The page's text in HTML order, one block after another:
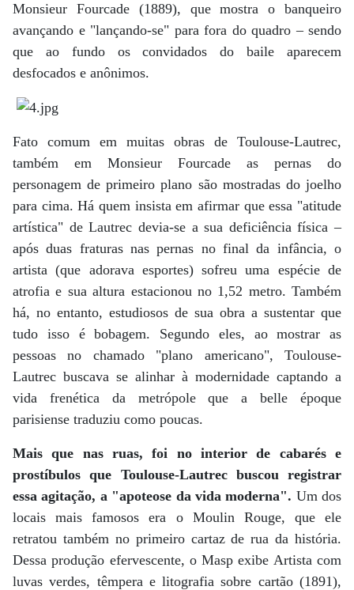
Monsieur Fourcade (1889), que mostra o banqueiro
avançando e "lançando-se" para fora do quadro – sendo
que ao fundo os convidados do baile aparecem
desfocados e anônimos.
Fato comum em muitas obras de Toulouse-Lautrec,
também em Monsieur Fourcade as pernas do
personagem de primeiro plano são mostradas do joelho
para cima. Há quem insista em afirmar que essa "atitude
artística" de Lautrec devia-se a sua deficiência física –
após duas fraturas nas pernas no final da infância, o
artista (que adorava esportes) sofreu uma espécie de
atrofia e sua altura estacionou no 1,52 metro. Também
há, no entanto, estudiosos de sua obra a sustentar que
tudo isso é bobagem. Segundo eles, ao mostrar as
pessoas no chamado "plano americano", Toulouse-
Lautrec buscava se alinhar à modernidade captando a
vida frenética da metrópole que a belle époque
parisiense traduziu como poucas.
Mais que nas ruas, foi no interior de cabarés e
prostíbulos que Toulouse-Lautrec buscou registrar
essa agitação, a "apoteose da vida moderna". Um dos
locais mais famosos era o Moulin Rouge, que ele
retratou também no primeiro cartaz de rua da história.
Dessa produção efervescente, o Masp exibe Artista com
luvas verdes, têmpera e litografia sobre cartão (1891),